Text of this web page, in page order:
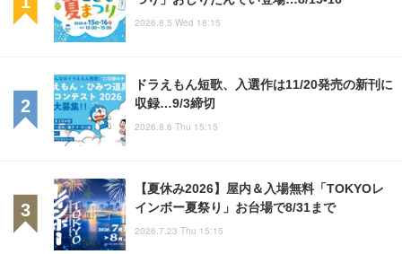
2026.8.5 Wed 18:15
ドラえもん短歌、入選作は11/20発売の新刊に
収録…9/3締切
2026.8.6 Thu 15:15
【夏休み2026】屋内＆入場無料「TOKYOレ
インボー夏祭り」お台場で8/31まで
2026.7.23 Thu 15:15